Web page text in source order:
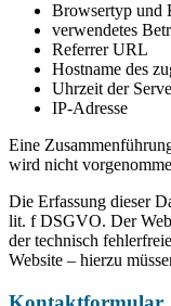
Browsertyp und
verwendetes
Referrer URL
Hostname des
Uhrzeit der
IP-Adresse
Eine
wird nicht
Die Erfassung dieser
lit. f DSGVO. Der
der technisch
Website – hierzu